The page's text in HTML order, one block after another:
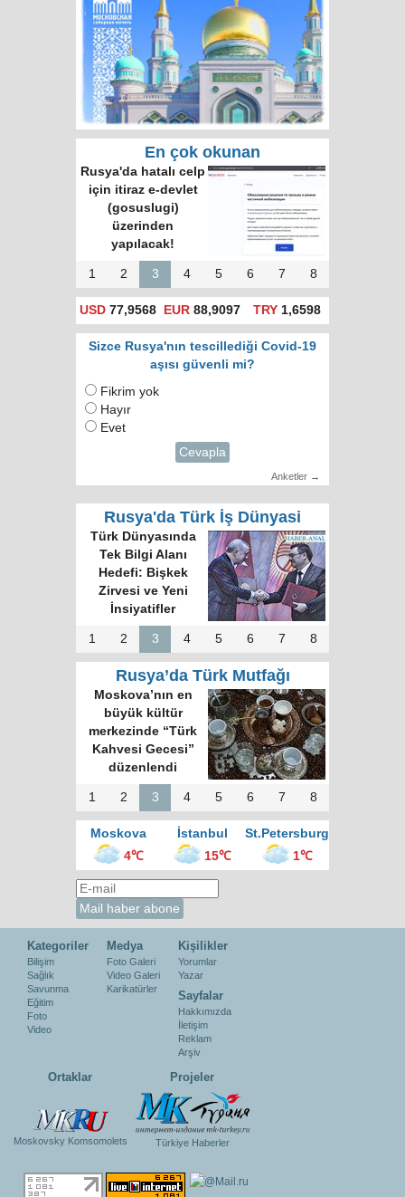
En çok okunan
Rusya'da hatalı celp
için itiraz e-devlet
(gosuslugi)
üzerinden
yapılacak!
1 2 3 4 5 6 7 8
USD 77,9568 EUR 88,9097 TRY1,6598
Sizce Rusya'nın tescillediği Covid-19
aşısı güvenli mi?
Fikrim yok
Hayır
Evet
Cevapla
Anketler →
Rusya'da Türk İş Dünyasi
Türk Dünyasında
Tek Bilgi Alanı
Hedefi: Bişkek
Zirvesi ve Yeni
İnsiyatifler
1 2 3 4 5 6 7 8
Rusya’da Türk Mutfağı
Moskova’nın en
büyük kültür
merkezinde “Türk
Kahvesi Gecesi”
düzenlendi
1 2 3 4 5 6 7 8
Moskova İstanbul
St.Petersburg
4℃
15℃ 1℃
Kategoriler
Bilişim
Sağlık
Savunma
Eğitim
Foto
Video
Medya
Foto Galeri
Video Galeri
Karikatürler
Kişilikler
Yorumlar
Yazar
Sayfalar
Hakkımızda
İletişim
Reklam
Arşiv
Ortaklar
Moskovsky Komsomolets
Projeler
Türkiye Haberler